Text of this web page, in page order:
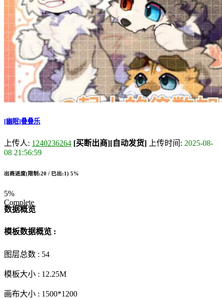
[幽眠]叠叠乐
上传人: 1240236264 [买断出商][自动发货] 上传时间: 2025-08-
08 21:56:59
出商进度(限制:20 / 已出:1) 5%
5%
Complete
数据概览
模板数据概览 :
图层总数 : 54
模板大小 : 12.25M
画布大小 : 1500*1200